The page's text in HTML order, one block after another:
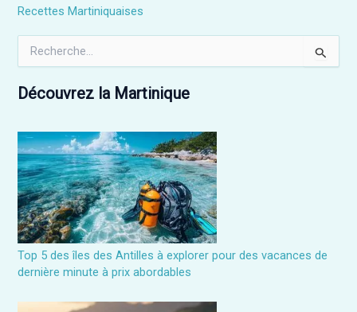
Recettes Martiniquaises
h
h
e
r
:
Découvrez la Martinique
Top 5 des îles des Antilles à explorer pour des vacances de
dernière minute à prix abordables